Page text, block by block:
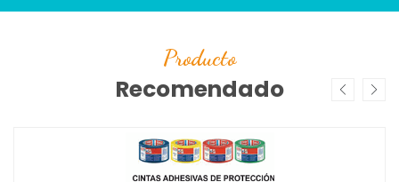
Producto
Recomendado